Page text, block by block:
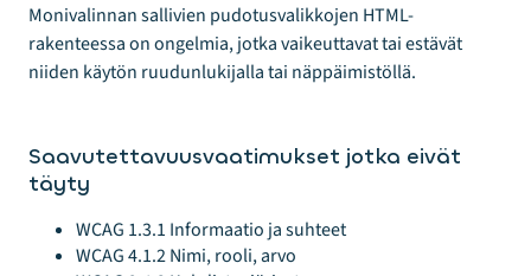
Monivalinnan sallivien pudotusvalikkojen HTML-
rakenteessa on ongelmia, jotka vaikeuttavat tai estävät
niiden käytön ruudunlukijalla tai näppäimistöllä.
Saavutettavuusvaatimukset jotka eivät
täyty
WCAG 1.3.1 Informaatio ja suhteet
WCAG 4.1.2 Nimi, rooli, arvo